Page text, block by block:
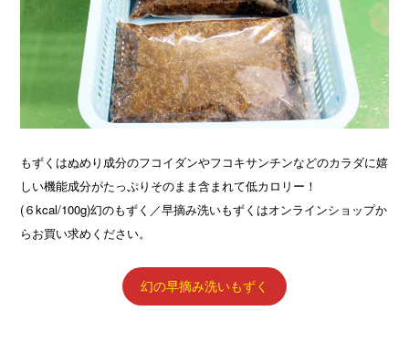
もずくはぬめり成分のフコイダンやフコキサンチンなどのカラダに嬉
しい機能成分がたっぷりそのまま含まれて低カロリー！
(６kcal/100g)幻のもずく／早摘み洗いもずくはオンラインショップか
らお買い求めください。
幻の早摘み洗いもずく